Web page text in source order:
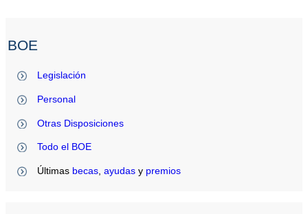
BOE
Legislación
Personal
Otras Disposiciones
Todo el BOE
Últimas becas ,ayudas y premios